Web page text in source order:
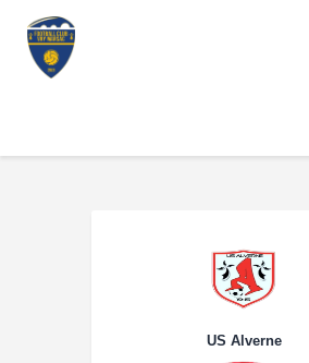
US Alverne